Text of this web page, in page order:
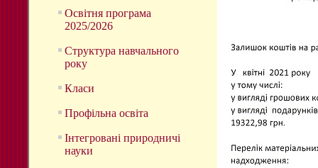
Освітня програма
2025/2026
Структура навчального
року
Класи
Профільна освіта
Інтегровані природничі
науки